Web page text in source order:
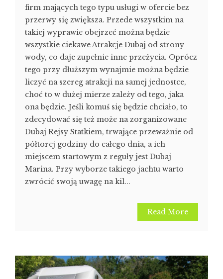
firm mających tego typu usługi w ofercie bez
przerwy się zwiększa. Przede wszystkim na
takiej wyprawie obejrzeć można będzie
wszystkie ciekawe Atrakcje Dubaj od strony
wody, co daje zupełnie inne przeżycia. Oprócz
tego przy dłuższym wynajmie można będzie
liczyć na szereg atrakcji na samej jednostce,
choć to w dużej mierze zależy od tego, jaka
ona będzie. Jeśli komuś się będzie chciało, to
zdecydować się też może na zorganizowane
Dubaj Rejsy Statkiem, trwające przeważnie od
półtorej godziny do całego dnia, a ich
miejscem startowym z reguły jest Dubaj
Marina. Przy wyborze takiego jachtu warto
zwrócić swoją uwagę na kil...
Read More